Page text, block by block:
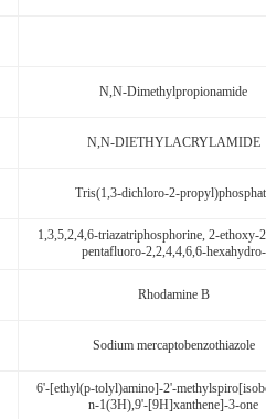
N,N-Dimethylpropionamide
N,N-DIETHYLACRYLAMIDE
Tris(1,3-dichloro-2-
1,3,5,2,4,6-triazatriphosphorine, 2-ethoxy-
pentafluoro-2,2,4,4,6,6-hexahydro-
Rhodamine B
Sodium mercaptobenzothiazole
6'-[ethyl(p-tolyl)amino]-2'-
n-1(3H),9'-[9H]xanthene]-3-one